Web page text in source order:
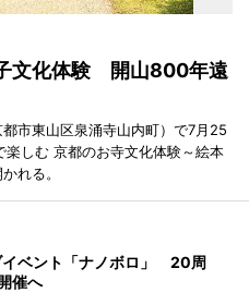
文化体験 開山800年遠
市東山区泉涌寺山内町）で7月25
しむ 京都のお寺文化体験～絵本
れる。
イベント「ナノボロ」 20周
催へ